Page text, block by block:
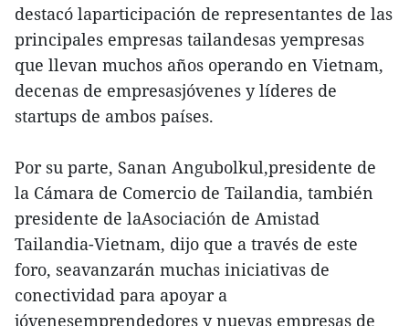
destacó laparticipación de representantes de las
principales empresas tailandesas yempresas
que llevan muchos años operando en Vietnam,
decenas de empresasjóvenes y líderes de
startups de ambos países.
Por su parte, Sanan Angubolkul,presidente de
la Cámara de Comercio de Tailandia, también
presidente de laAsociación de Amistad
Tailandia-Vietnam, dijo que a través de este
foro, seavanzarán muchas iniciativas de
conectividad para apoyar a
jóvenesemprendedores y nuevas empresas de